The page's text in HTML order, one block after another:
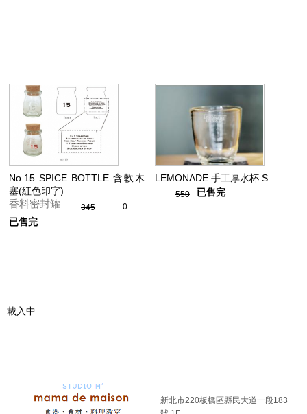
No.15 SPICE BOTTLE 含軟木
塞(紅色印字)
香料密封罐 345 0
已售完
LEMONADE 手工厚水杯 S
550 已售完
載入中…
新北市220板橋區縣民大道一段183